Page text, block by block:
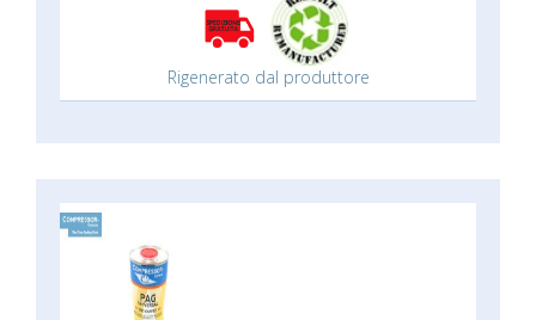
Rigenerato dal produttore